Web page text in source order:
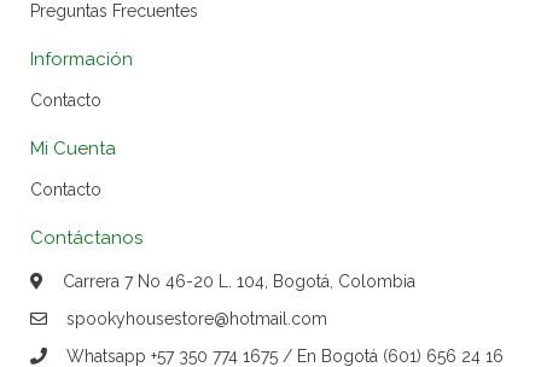
Preguntas Frecuentes
Información
Contacto
Mi Cuenta
Contacto
Contáctanos
Carrera 7 No 46-20 L. 104, Bogotá, Colombia
spookyhousestore@hotmail.com
Whatsapp +57 350 774 1675 / En Bogotá (601) 656 24 16